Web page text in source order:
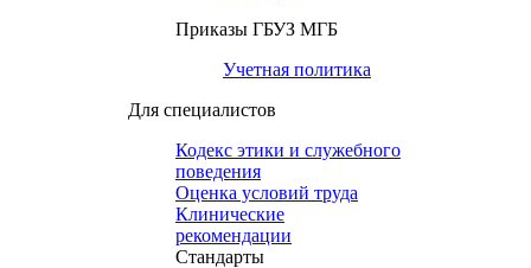
Приказы ГБУЗ МГБ
Учетная политика
Для специалистов
Кодекс этики и служебного
поведения
Оценка условий труда
Клинические
рекомендации
Cтандарты